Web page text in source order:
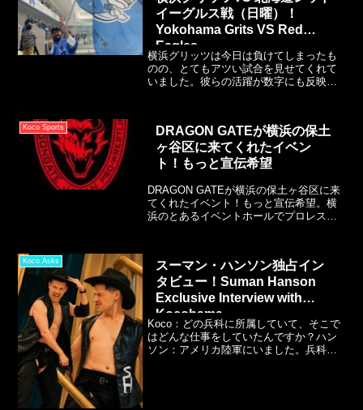
イーグルス戦（日曜）！
Yokohama Grits VS Red
Eagles
横浜グリッツは今日は負けてしまったも
のの、とてもアツい試合を見せてくれて
いました。彼らの活躍が数字にも反映
は、1人よりもずっと心強い空気の中、皆
さんと大好きなチームを応援することが
できて本当に嬉しいです。
Koco Sports
DRAGON GATEが横浜の保土
ヶ谷区に来てくれたイベン
ト！もっと宣伝希望
DRAGON GATEが横浜の保土ヶ谷区に来
てくれたイベント！もっと宣伝希望。横
浜のとあるイベントホールでプロレス開
式サイトで日程を見ることができるな
ら、プロレスを見過ごすことなく楽しめ
るのに・・・
Koco Asks
スーマン・ハンソン独占イン
タビュー！Suman Hanson
Exclusive Interview with
Kocohama
Koco：どの兵科に所属していて、そこで
はどんな仕事をしていたんですか？ハン
ソン：アメリカ陸軍にいました。兵科は